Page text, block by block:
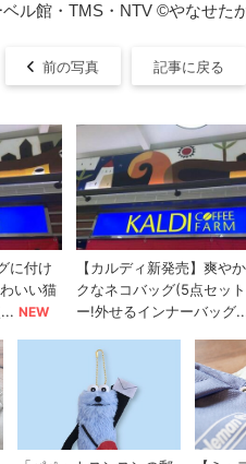
ル館・TMS・NTV ©やなせた
前の写真 記事に戻る